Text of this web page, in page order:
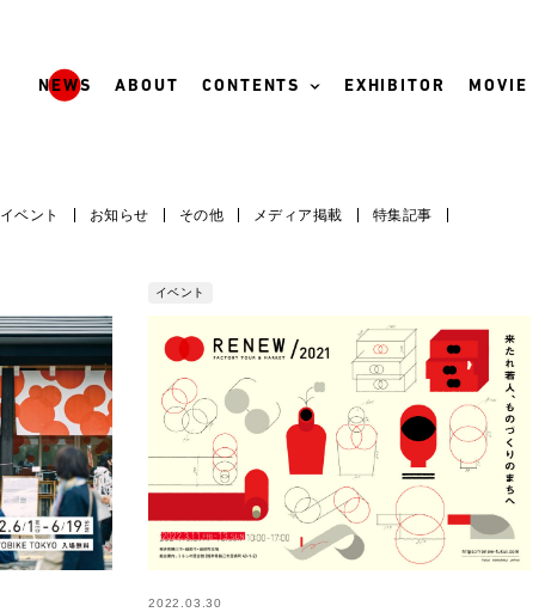
NEWS ABOUT CONTENTS EXHIBITOR MOVIE
イベント お知らせ その他 メディア掲載 特集記事
イベント
2022.03.30